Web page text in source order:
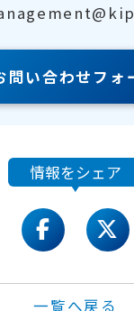
問い合わせフォ
情報をシェア
facebook
一覧へ戻る